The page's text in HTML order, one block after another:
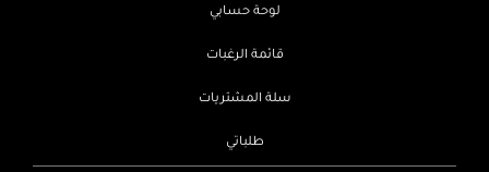
لوحة حسابي
قائمة الرغبات
سلة المشتريات
طلباتي